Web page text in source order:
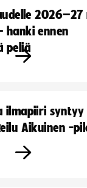
hanki ennen
peliä
ilmapiiri syntyy
Aikuinen -